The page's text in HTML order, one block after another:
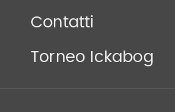
Contatti
Torneo Ickabog